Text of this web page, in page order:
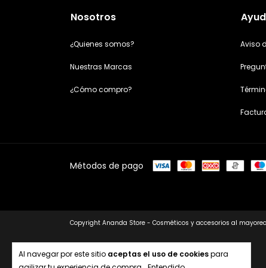
Al navegar por este sitio aceptas el uso de cookiespara
Nosotros
¿Quienes somos?
Nuestras Marcas
¿Cómo compro?
Aviso
Métodos de pago
Copyright Ananda Store - Cosméticos y accesorios al